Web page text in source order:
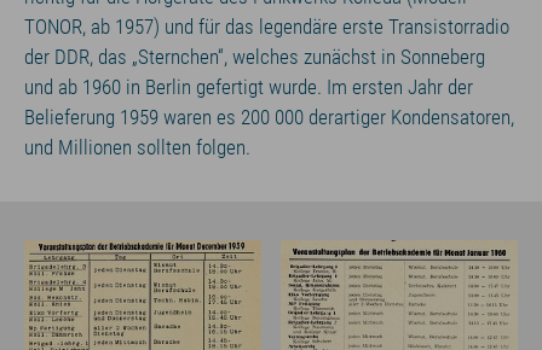
TONOR, ab 1957) und für das legendäre erste Transistorradio
der DDR, das „Sternchen“, welches zunächst in Sonneberg
und ab 1960 in Berlin gefertigt wurde. Im ersten Jahr der
Belieferung 1959 waren es 200 000 derartiger Kondensatoren,
und Millionen sollten folgen.